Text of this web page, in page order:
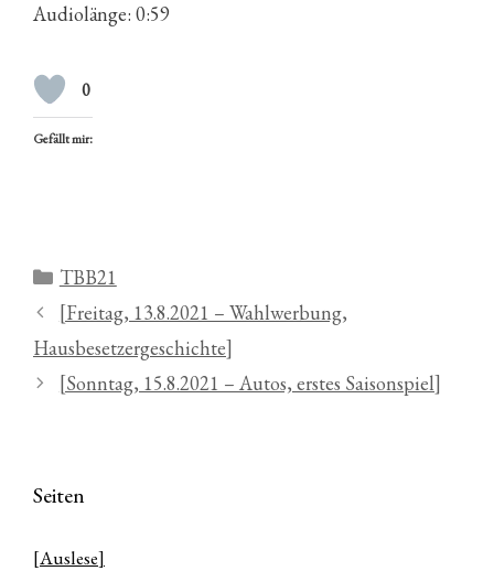
Audiolänge: 0:59
0
Gefällt mir:
Kategorien
TBB21
[Freitag, 13.8.2021 – Wahlwerbung,
Hausbesetzergeschichte]
[Sonntag, 15.8.2021 – Autos, erstes Saisonspiel]
Seiten
[Auslese]